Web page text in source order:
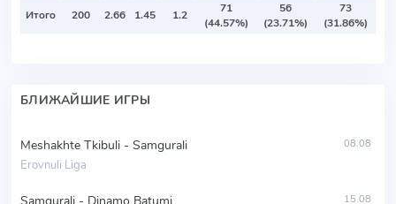
Итого
200 2.66 1.45 1.2
71
(44.57%)
56
(23.71%)
73
(31.86%)
БЛИЖАЙШИЕ ИГРЫ
Meshakhte Tkibuli - Samgurali
Erovnuli Liga
08.08
15.08